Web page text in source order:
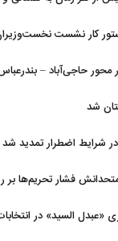
کار نشست
محور حاجی‌آباد –
شد
شرایط اضطرار تمدید شد
فشار تحریم‌ها بر
«عبدل السید» در